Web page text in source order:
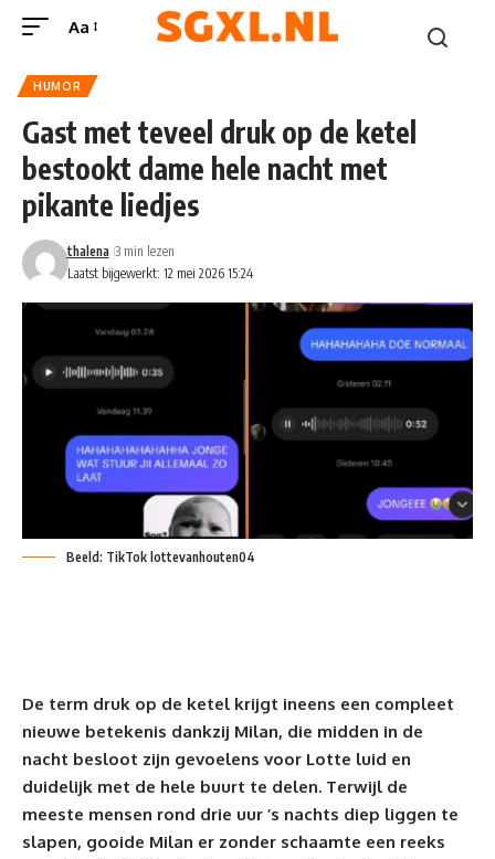
Aa
HUMOR
Gast met teveel druk op de ketel
bestookt dame hele nacht met
pikante liedjes
Laatst bijgewerkt: 12 mei 2026 15:24
thalena 3 min lezen
Beeld: TikTok lottevanhouten04
De term druk op de ketel krijgt ineens een compleet
nieuwe betekenis dankzij Milan, die midden in de
nacht besloot zijn gevoelens voor Lotte luid en
duidelijk met de hele buurt te delen. Terwijl de
meeste mensen rond drie uur ’s nachts diep liggen te
slapen, gooide Milan er zonder schaamte een reeks